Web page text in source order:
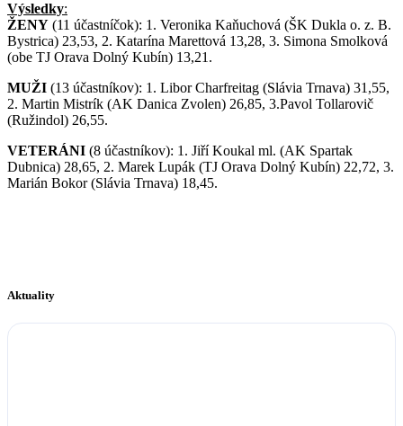
Výsledky:
ŽENY (11 účastníčok): 1. Veronika Kaňuchová (ŠK Dukla o. z. B.
Bystrica) 23,53, 2. Katarína Marettová 13,28, 3. Simona Smolková
(obe TJ Orava Dolný Kubín) 13,21.
MUŽI (13 účastníkov): 1. Libor Charfreitag (Slávia Trnava) 31,55,
2. Martin Mistrík (AK Danica Zvolen) 26,85, 3.Pavol Tollarovič
(Ružindol) 26,55.
VETERÁNI (8 účastníkov): 1. Jiří Koukal ml. (AK Spartak
Dubnica) 28,65, 2. Marek Lupák (TJ Orava Dolný Kubín) 22,72, 3.
Marián Bokor (Slávia Trnava) 18,45.
Aktuality